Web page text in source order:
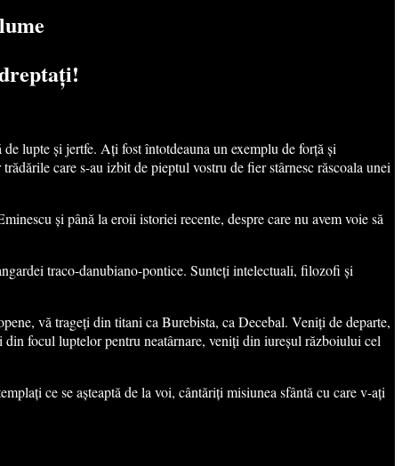
lupte și jertfe. Ați fost întotdeauna un exemplu de forță și
care s-au izbit de pieptul vostru de fier stârnesc răscoala unei
și până la eroii istoriei recente, despre care nu avem voie să
traco-danubiano-pontice. Sunteți intelectuali, filozofi și
vă trageți din titani ca Burebista, ca Decebal. Veniți de departe,
focul luptelor pentru neatârnare, veniți din iureșul războiului cel
ce se așteaptă de la voi, cântăriți misiunea sfântă cu care v-ați